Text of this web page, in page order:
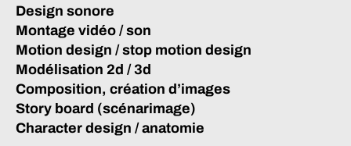
Design sonore
Montage vidéo / son
Motion design / stop motion design
Modélisation 2d / 3d
Composition, création d’images
Story board (scénarimage)
Character design / anatomie